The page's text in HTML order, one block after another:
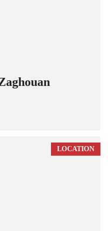
LOCATION